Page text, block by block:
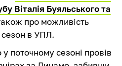
Віталія Буяльського та
про можливість
сезон в УПЛ.
поточному сезоні провів